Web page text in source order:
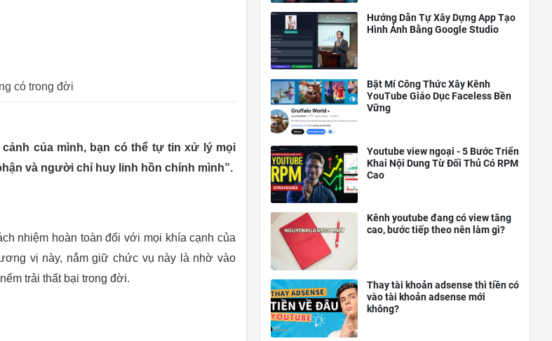
có trong đời
của mình, bạn có thể tự tin xử lý mọi
và người chỉ huy linh hồn chính mình”.
nhiệm hoàn toàn đối với mọi khía cạnh của
vị này, nắm giữ chức vụ này là nhờ vào
trải thất bại trong đời.
Hướng Dẫn Tự Xây Dựng App Tạo
Hình Ảnh Bằng Google Studio
Bật Mí Công Thức Xây Kênh
YouTube Giáo Dục Faceless Bền
Vững
Youtube view ngoại - 5 Bước Triển
Khai Nội Dung Từ Đối Thủ Có RPM
Cao
Kênh youtube đang có view tăng
cao, bước tiếp theo nên làm gì?
Thay tài khoản adsense thì tiền có
vào tài khoản adsense mới
không?